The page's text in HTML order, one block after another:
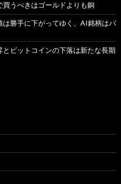
買うべきはゴールドよりも銅
は勝手に下がってゆく、AI銘柄はバ
ビットコインの下落は新たな長期